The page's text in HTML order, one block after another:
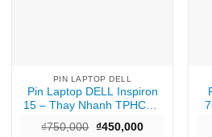
PIN LAPTOP DELL
Pin Laptop DELL Inspiron
15 – Thay Nhanh TPHCM |
₫750,000 Giá
₫450,000Giá